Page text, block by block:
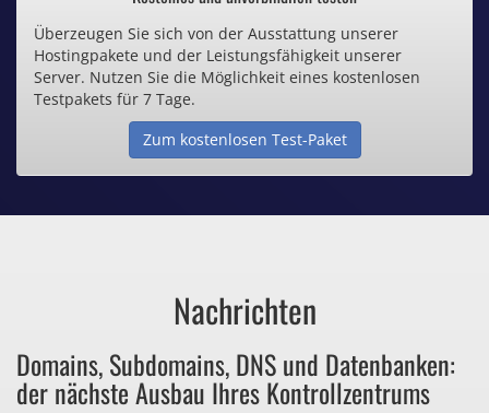
Inklusive .de Domain
Webspace ab 1,25€ / Monat
Günstige SSL-Zertifikate
Bezahlen Sie auch zu viel
für Dinge, die sie gar nicht brauchen?
Überzeugen Sie sich von der Ausstattung unserer
Hostingpakete und der Leistungsfähigkeit unserer
Server. Nutzen Sie die Möglichkeit eines kostenlosen
Testpakets für 7 Tage.
Zum kostenlosen Test-Paket
Nachrichten
Domains, Subdomains, DNS und Datenbanken:
der nächste Ausbau Ihres Kontrollzentrums